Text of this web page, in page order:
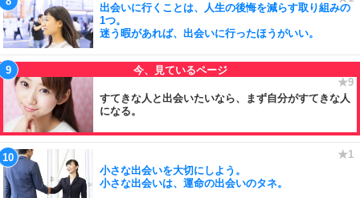
出会いに行くことは、人生の後悔を減らす取り組みの
1つ。
迷う暇があれば、出会いに行ったほうがいい。
すてきな人と出会いたいなら、まず自分がすてきな人
になる。
小さな出会いを大切にしよう。
小さな出会いは、運命の出会いのタネ。